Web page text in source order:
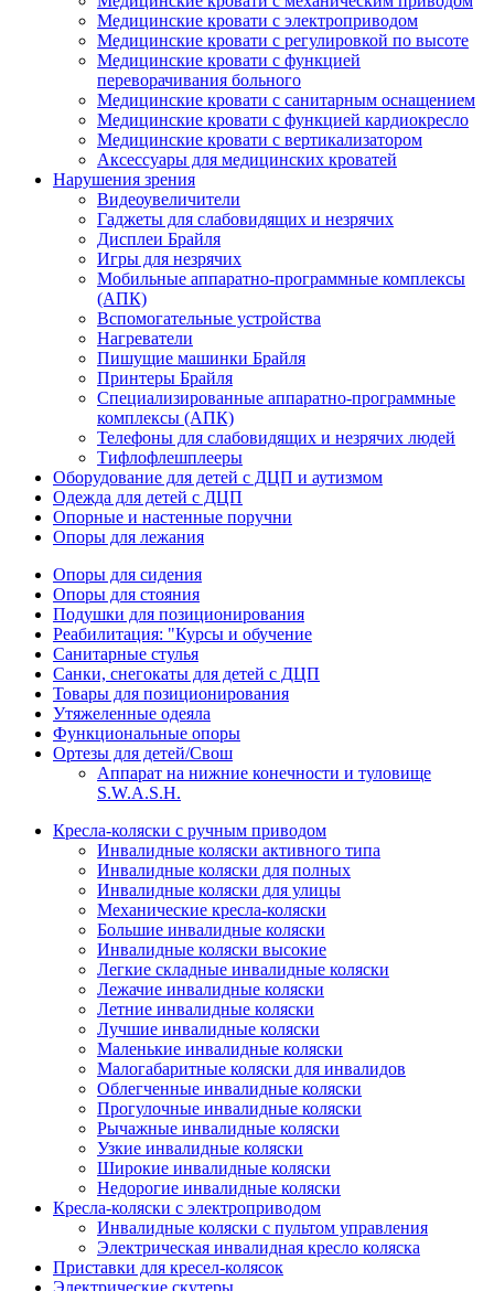
Медицинские кровати с электроприводом
Медицинские кровати с регулировкой по высоте
Медицинские кровати с функцией
переворачивания больного
Медицинские кровати с санитарным оснащением
Медицинские кровати с функцией кардиокресло
Медицинские кровати с вертикализатором
Аксессуары для медицинских кроватей
Нарушения зрения
Видеоувеличители
Гаджеты для слабовидящих и незрячих
Дисплеи Брайля
Игры для незрячих
Мобильные аппаратно-программные комплексы
(АПК)
Вспомогательные устройства
Нагреватели
Пишущие машинки Брайля
Принтеры Брайля
Специализированные аппаратно-программные
комплексы (АПК)
Телефоны для слабовидящих и незрячих людей
Тифлофлешплееры
Оборудование для детей с ДЦП и аутизмом
Одежда для детей с ДЦП
Опорные и настенные поручни
Опоры для лежания
Опоры для сидения
Опоры для стояния
Подушки для позиционирования
Реабилитация: "Курсы и обучение
Санитарные стулья
Санки, снегокаты для детей с ДЦП
Товары для позиционирования
Утяжеленные одеяла
Функциональные опоры
Ортезы для детей/Свош
Аппарат на нижние конечности и туловище
S.W.A.S.H.
Кресла-коляски с ручным приводом
Инвалидные коляски активного типа
Инвалидные коляски для полных
Инвалидные коляски для улицы
Механические кресла-коляски
Большие инвалидные коляски
Инвалидные коляски высокие
Легкие складные инвалидные коляски
Лежачие инвалидные коляски
Летние инвалидные коляски
Лучшие инвалидные коляски
Маленькие инвалидные коляски
Малогабаритные коляски для инвалидов
Облегченные инвалидные коляски
Прогулочные инвалидные коляски
Рычажные инвалидные коляски
Узкие инвалидные коляски
Широкие инвалидные коляски
Недорогие инвалидные коляски
Кресла-коляски с электроприводом
Инвалидные коляски с пультом управления
Электрическая инвалидная кресло коляска
Приставки для кресел-колясок
Электрические скутеры